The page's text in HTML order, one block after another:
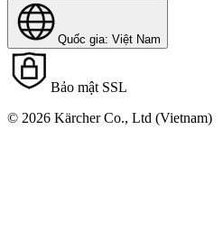
Quốc gia: Việt Nam
Bảo mật SSL
© 2026 Kärcher Co., Ltd (Vietnam)